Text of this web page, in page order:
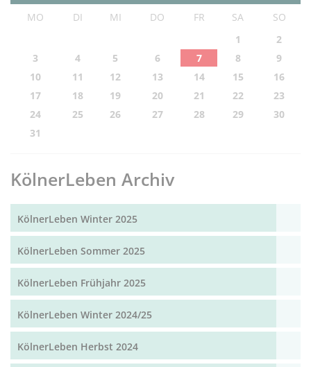
MO DI MI DO FR SA
SO
1
2
3
4 5 6 7 8
9
10
11 12 13 14 15
16
17
18 19 20 21 22
23
24
25 26 27 28 29
30
31
KölnerLeben Archiv
KölnerLeben Winter 2025
KölnerLeben Sommer 2025
KölnerLeben Frühjahr 2025
KölnerLeben Winter 2024/25
KölnerLeben Herbst 2024